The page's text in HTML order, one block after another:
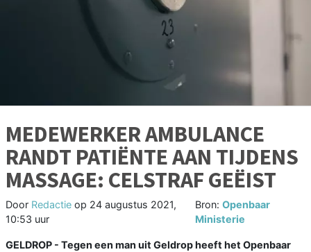
MEDEWERKER AMBULANCE
RANDT PATIËNTE AAN TIJDENS
MASSAGE: CELSTRAF GEËIST
Door Redactie op 24 augustus 2021,
10:53 uur
Bron: Openbaar
Ministerie
GELDROP - Tegen een man uit Geldrop heeft het Openbaar